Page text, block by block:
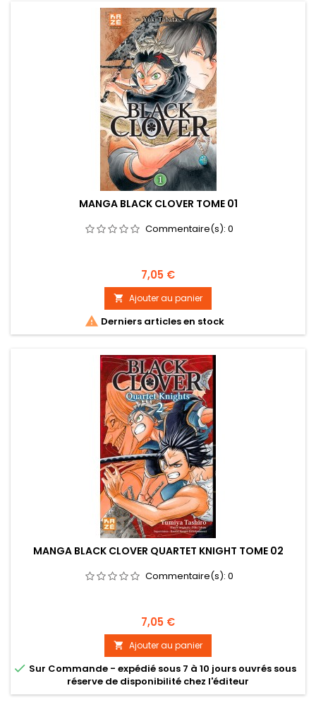
MANGA BLACK CLOVER TOME 01
Commentaire(s): 0
Prix
7,05 €
 Ajouter au panier
 Derniers articles en stock
MANGA BLACK CLOVER QUARTET KNIGHT TOME 02
Commentaire(s): 0
Prix
7,05 €
 Ajouter au panier
 Sur Commande - expédié sous 7 à 10 jours ouvrés sous
réserve de disponibilité chez l'éditeur